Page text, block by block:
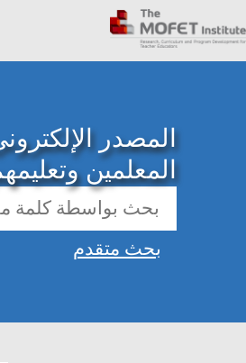
المصدر
المعلمين
بحث متقدم